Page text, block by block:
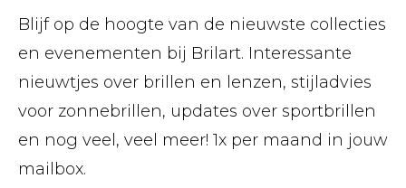
Blijf op de hoogte van de nieuwste collecties
en evenementen bij Brilart. Interessante
nieuwtjes over brillen en lenzen, stijladvies
voor zonnebrillen, updates over sportbrillen
en nog veel, veel meer! 1x per maand in jouw
mailbox.